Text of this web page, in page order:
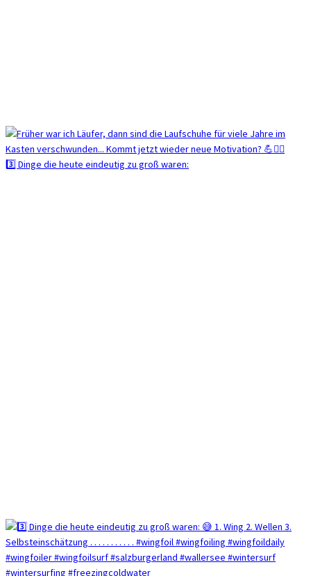
3️⃣ Dinge die heute eindeutig zu groß waren: